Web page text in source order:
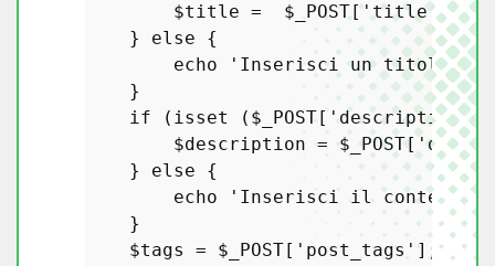
$title = $_POST['title'];
    }
else {
echo
'Inserisci un titolo';
    }
if ( isset ( $_POST[ 'description'
$description = $_POST[
    }
else {
echo
'Inserisci il contenuto'
    }
$tags
= $_POST[ 'post_tags' ];